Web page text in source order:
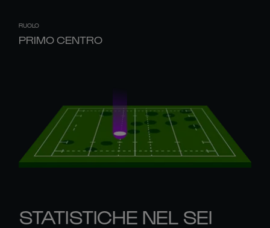
RUOLO
PRIMO CENTRO
STATISTICHE NEL SEI